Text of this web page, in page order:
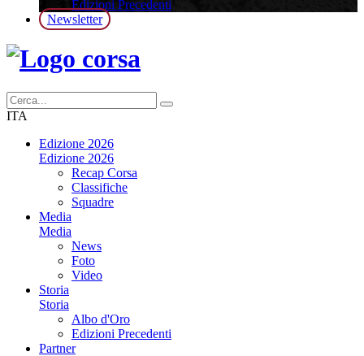
Edizioni Precedenti
Newsletter
ITA
Edizione 2026
Edizione 2026
Recap Corsa
Classifiche
Squadre
Media
Media
News
Foto
Video
Storia
Storia
Albo d'Oro
Edizioni Precedenti
Partner